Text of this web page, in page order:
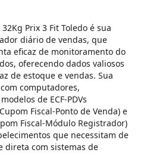
Prix 3 Fit Toledo é sua
diário de vendas, que
eficaz de monitoramento do
oferecendo dados valiosos
de estoque e vendas. Sua
computadores,
de ECF-PDVs
Fiscal-Ponto de Venda) e
Fiscal-Módulo Registrador)
que necessitam de
direta com sistemas de